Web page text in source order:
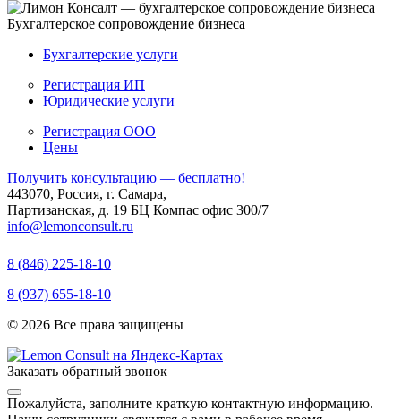
Бухгалтерское сопровождение бизнеса
Бухгалтерские услуги
Регистрация ИП
Юридические услуги
Регистрация ООО
Цены
Получить консультацию — бесплатно!
443070, Россия, г. Самара,
Партизанская, д. 19 БЦ Компас офис 300/7
info@lemonconsult.ru
8 (846) 225-18-10
8 (937) 655-18-10
© 2026 Все права защищены
Заказать обратный звонок
Пожалуйста, заполните краткую контактную информацию.